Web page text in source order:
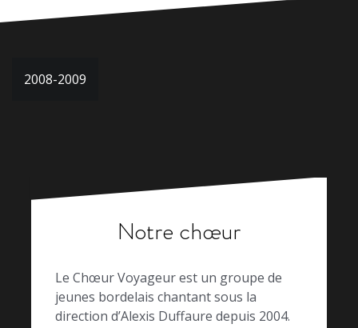
Navigation
2008-2009
Notre chœur
Le Chœur Voyageur est un groupe de
jeunes bordelais chantant sous la
direction d’Alexis Duffaure depuis 2004.